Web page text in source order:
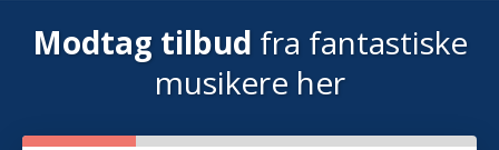
Modtag tilbud fra fantastiske
musikere her